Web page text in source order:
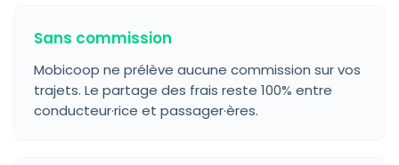
Sans commission
Mobicoop ne prélève aucune commission sur vos
trajets. Le partage des frais reste 100% entre
conducteur·rice et passager·ères.